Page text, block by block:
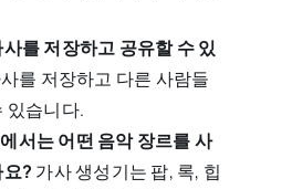
를 저장하고 공유할 수 있
를 저장하고 다른 사람들
있습니다.
서는 어떤 음악 장르를 사
? 가사 생성기는 팝, 록, 힙